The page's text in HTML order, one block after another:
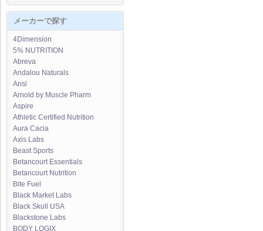
メーカーで探す
4Dimension
5% NUTRITION
Abreva
Andalou Naturals
Ansi
Arnold by Muscle Pharm
Aspire
Athletic Certified Nutrition
Aura Cacia
Axis Labs
Beast Sports
Betancourt Essentials
Betancourt Nutrition
Bite Fuel
Black Market Labs
Black Skull USA
Blackstone Labs
BODY LOGIX